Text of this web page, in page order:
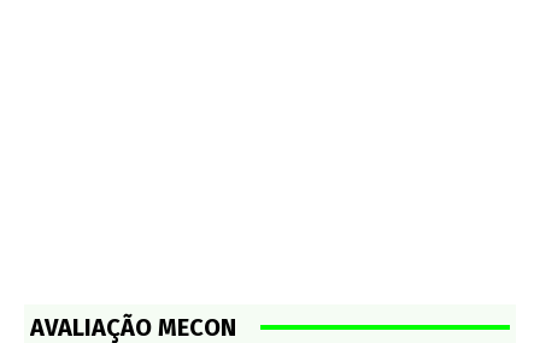
AVALIAÇÃO MECON